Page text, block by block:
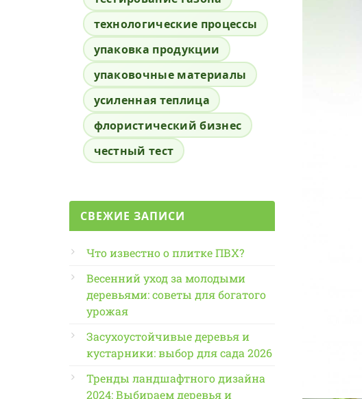
технологические процессы
упаковка продукции
упаковочные материалы
усиленная теплица
флористический бизнес
честный тест
СВЕЖИЕ ЗАПИСИ
Что известно о плитке ПВХ?
Весенний уход за молодыми
деревьями: советы для богатого
урожая
Засухоустойчивые деревья и
кустарники: выбор для сада 2026
Тренды ландшафтного дизайна
2024: Выбираем деревья и